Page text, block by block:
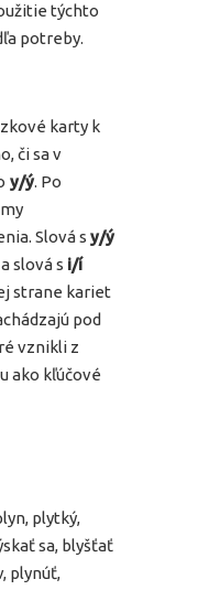
týchto
potreby.
karty k
či sa v
y/ý. Po
Slová s y/ý
slová s i/í
strane kariet
pod
vznikli z
ako kľúčové
plytký,
sa, blyšťať
plynúť,